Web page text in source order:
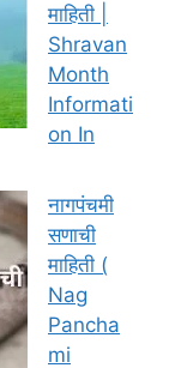
माहिती |
Shravan
Month
Informati
on In
नागपंचमी
सणाची
माहिती (
Nag
Pancha
mi